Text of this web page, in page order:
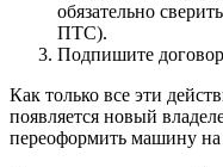
обязательно
ПТС).
Подпишите
Как только все эти
появляется новый
переоформить машину на